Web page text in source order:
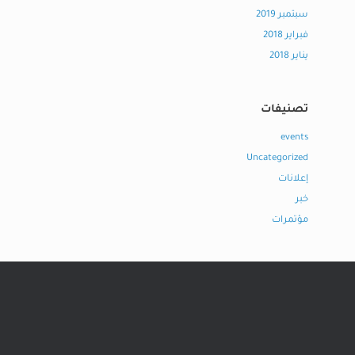
سبتمبر 2019
فبراير 2018
يناير 2018
تصنيفات
events
Uncategorized
إعلانات
خبر
مؤتمرات